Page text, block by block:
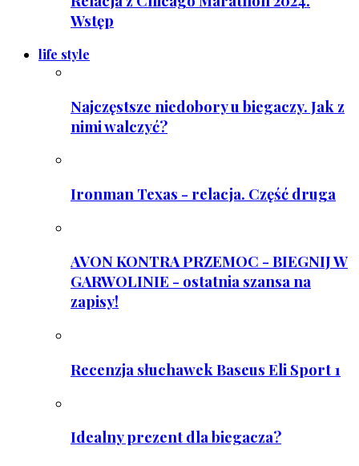
Wstęp
life style
Najczęstsze niedobory u biegaczy. Jak z
nimi walczyć?
Ironman Texas - relacja. Część druga
AVON KONTRA PRZEMOC - BIEGNIJ W
GARWOLINIE - ostatnia szansa na
zapisy!
Recenzja słuchawek Baseus Eli Sport 1
Idealny prezent dla biegacza?